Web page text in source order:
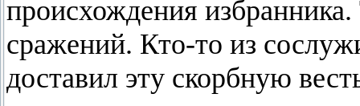
происхождения
сражений. Кто-то из
доставил эту скорбную